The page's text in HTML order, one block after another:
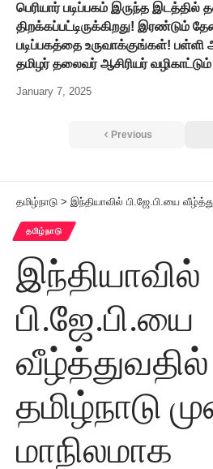
பெரியார் படிப்பகம் இருந்த
திறக்கப்பட்டிருக்கிறது! இரண்டும்
படிப்பகத்தை உருவாக்குங்கள்! பள்ளி
தமிழர் தலைவர் ஆசிரியர்
January 7, 2025
Previous
தமிழ்நாடு > இந்தியாவில் பி.ஜே.பி.யை வீழ்த்துவதில் தமிழ்நாடு முன்னணி
தமிழ்நாடு
இந்தியாவில்
பி.ஜே.பி.யை
வீழ்த்துவதில்
தமிழ்நாடு
மாநிலமாக